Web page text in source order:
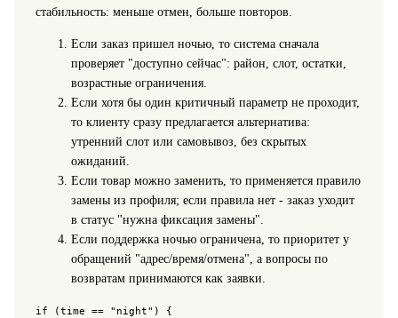
стабильность: меньше отмен, больше повторов.
Если заказ пришел ночью, то система сначала
проверяет "доступно сейчас": район, слот, остатки,
возрастные ограничения.
Если хотя бы один критичный параметр не проходит,
то клиенту сразу предлагается альтернатива:
утренний слот или самовывоз, без скрытых
ожиданий.
Если товар можно заменить, то применяется правило
замены из профиля; если правила нет - заказ уходит
в статус "нужна фиксация замены".
Если поддержка ночью ограничена, то приоритет у
обращений "адрес/время/отмена", а вопросы по
возвратам принимаются как заявки.
if (time == "night") {